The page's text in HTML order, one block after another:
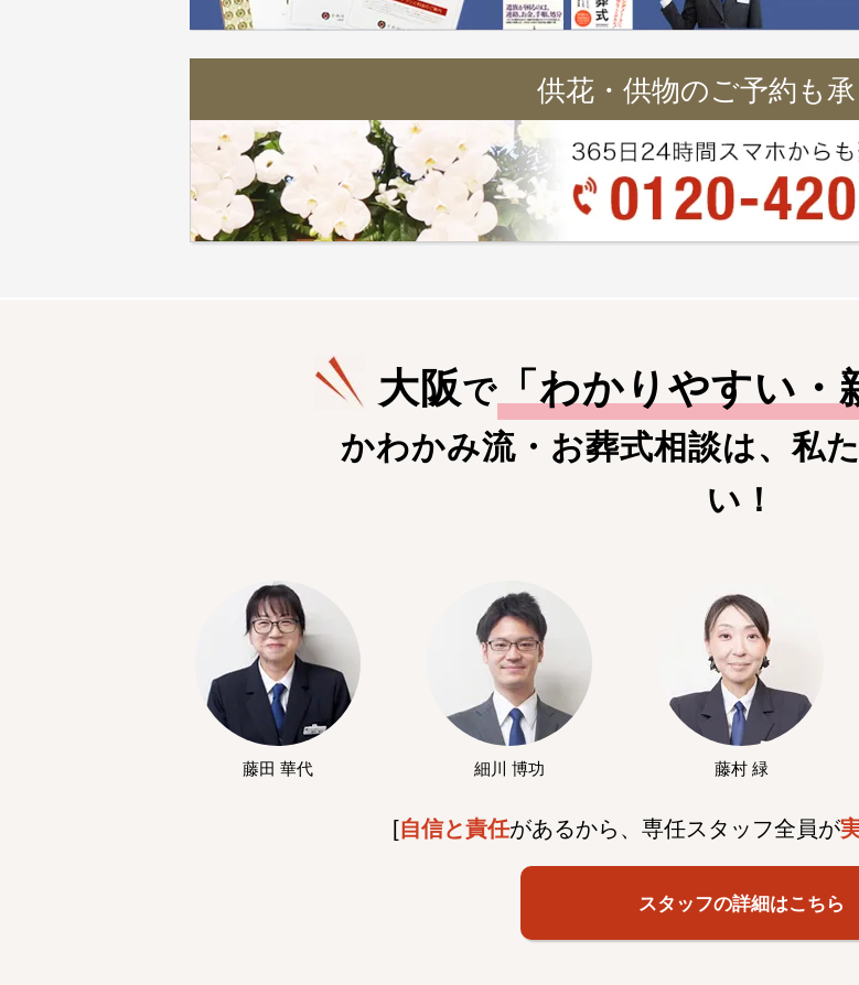
供花・供物のご予約も
大阪 で 「 わかりやすい・
かわかみ流・お葬式相談は、私
い！
藤田 華代 細川 博功 藤村 緑
[自信と責任があるから、専任スタッフ全員が
スタッフの詳細はこちら